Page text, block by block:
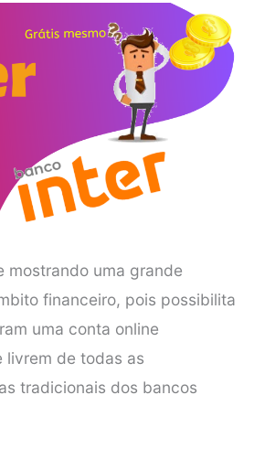
mostrando uma grande
financeiro, pois possibilita
uma conta online
livrem de todas as
tradicionais dos bancos